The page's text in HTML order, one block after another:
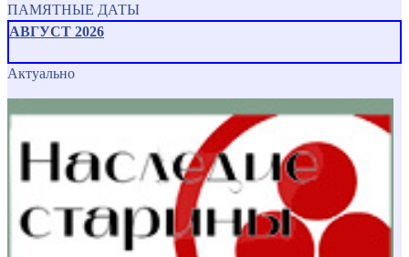
ПАМЯТНЫЕ ДАТЫ
АВГУСТ 2026
Актуально